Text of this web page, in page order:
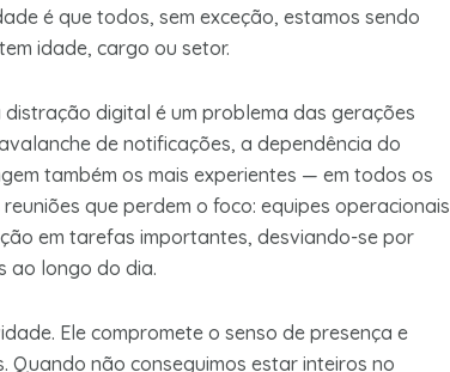
é que todos, sem exceção, estamos sendo
idade, cargo ou setor.
digital é um problema das gerações
de notificações, a dependência do
também os mais experientes — em todos os
que perdem o foco: equipes operacionais
em tarefas importantes, desviando-se por
ao longo do dia.
Ele compromete o senso de presença e
não conseguimos estar inteiros no